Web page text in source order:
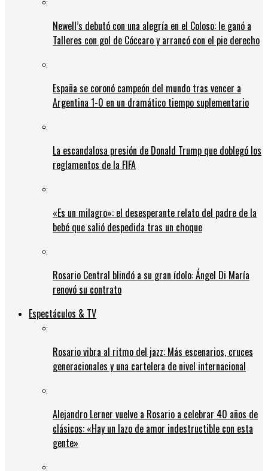
Newell’s debutó con una alegría en el Coloso: le ganó a
Talleres con gol de Cóccaro y arrancó con el pie derecho
España se coronó campeón del mundo tras vencer a
Argentina 1-0 en un dramático tiempo suplementario
La escandalosa presión de Donald Trump que doblegó los
reglamentos de la FIFA
«Es un milagro»: el desesperante relato del padre de la
bebé que salió despedida tras un choque
Rosario Central blindó a su gran ídolo: Ángel Di María
renovó su contrato
Espectáculos & TV
Rosario vibra al ritmo del jazz: Más escenarios, cruces
generacionales y una cartelera de nivel internacional
Alejandro Lerner vuelve a Rosario a celebrar 40 años de
clásicos: «Hay un lazo de amor indestructible con esta
gente»